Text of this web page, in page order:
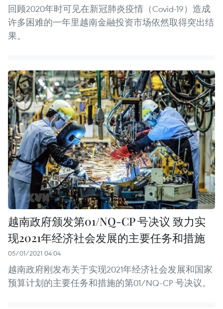
回顾2020年时可见在新冠肺炎疫情（Covid-19）造成
许多困难的一年里越南金融投资市场依然取得突出结
果。
越南政府颁发第01/NQ-CP 号决议 致力实
现2021年经济社会发展的主要任务和措施
05/01/2021 04:04
越南政府刚发布关于实现2021年经济社会发展和国家
预算计划的主要任务和措施的第01/NQ-CP 号决议。